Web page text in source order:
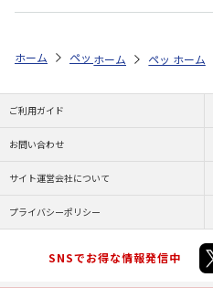
ホーム ペットストア ケージ・
ホーム ペットスト
ホーム
ご利用ガイド
お問い合わせ
サイト運営会社について
プライバシーポリシー
SNSでお得な情報発信中